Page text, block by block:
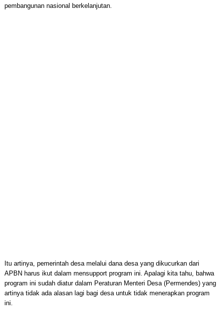
pembangunan nasional berkelanjutan.
Itu artinya, pemerintah desa melalui dana desa yang dikucurkan dari
APBN harus ikut dalam mensupport program ini. Apalagi kita tahu, bahwa
program ini sudah diatur dalam Peraturan Menteri Desa (Permendes) yang
artinya tidak ada alasan lagi bagi desa untuk tidak menerapkan program
ini.